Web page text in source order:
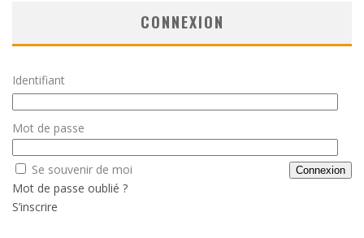
CONNEXION
Identifiant
Mot de passe
Se souvenir de moi
Mot de passe oublié ?
S’inscrire